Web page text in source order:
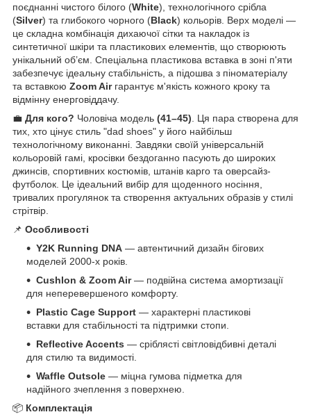
поєднанні чистого білого (White), технологічного срібла
(Silver) та глибокого чорного (Black) кольорів. Верх моделі —
це складна комбінація дихаючої сітки та накладок із
синтетичної шкіри та пластикових елементів, що створюють
унікальний об’єм. Спеціальна пластикова вставка в зоні п'яти
забезпечує ідеальну стабільність, а підошва з піноматеріалу
та вставкою Zoom Airгарантує м'якість кожного кроку та
відмінну енерговіддачу.
💼 Для кого? Чоловіча модель (41–45) . Ця пара створена для
тих, хто цінує стиль "dad shoes" у його найбільш
технологічному виконанні. Завдяки своїй універсальній
кольоровій гамі, кросівки бездоганно пасують до широких
джинсів, спортивних костюмів, штанів карго та оверсайз-
футболок. Це ідеальний вибір для щоденного носіння,
тривалих прогулянок та створення актуальних образів у стилі
стрітвір.
📌 Особливості
Y2K Running DNA — автентичний дизайн бігових
моделей 2000-х років.
Cushlon & Zoom Air— подвійна система амортизації
для неперевершеного комфорту.
Plastic Cage Support — характерні пластикові
вставки для стабільності та підтримки стопи.
Reflective Accents — сріблясті світловідбивні деталі
для стилю та видимості.
Waffle Outsole — міцна гумова підметка для
надійного зчеплення з поверхнею.
📦 Комплектація